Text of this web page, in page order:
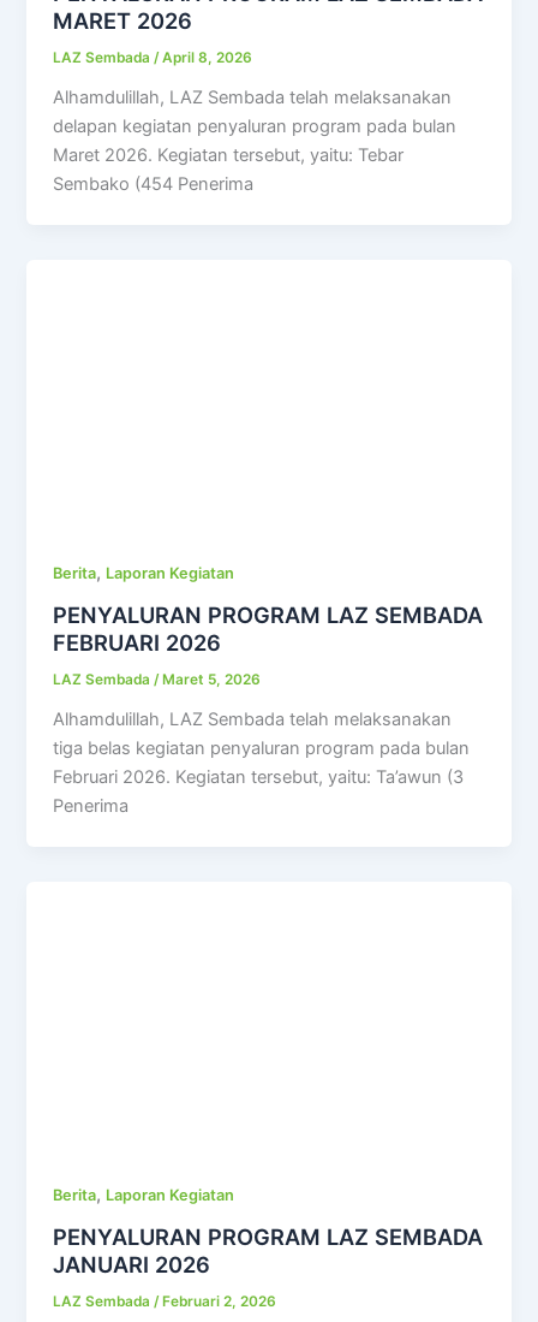
MARET 2026
LAZ Sembada/April 8, 2026
Alhamdulillah, LAZ Sembada telah melaksanakan
delapan kegiatan penyaluran program pada bulan
Maret 2026. Kegiatan tersebut, yaitu: Tebar
Sembako (454 Penerima
Berita, Laporan Kegiatan
PENYALURAN PROGRAM LAZ SEMBADA
FEBRUARI 2026
LAZ Sembada/Maret 5, 2026
Alhamdulillah, LAZ Sembada telah melaksanakan
tiga belas kegiatan penyaluran program pada bulan
Februari 2026. Kegiatan tersebut, yaitu: Ta’awun (3
Penerima
Berita, Laporan Kegiatan
PENYALURAN PROGRAM LAZ SEMBADA
JANUARI 2026
LAZ Sembada /Februari 2, 2026